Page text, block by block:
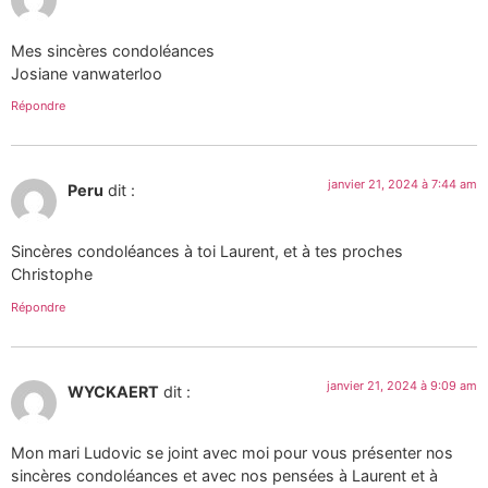
Mes sincères condoléances
Josiane vanwaterloo
Répondre
Peru dit : janvier 21, 2024 à 7:44 am
Sincères condoléances à toi Laurent, et à tes proches
Christophe
Répondre
WYCKAERT dit : janvier 21, 2024 à 9:09 am
Mon mari Ludovic se joint avec moi pour vous présenter nos
sincères condoléances et avec nos pensées à Laurent et à